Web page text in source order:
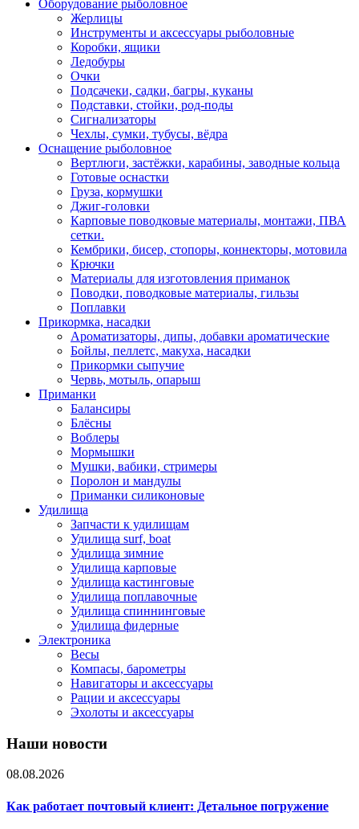
Оборудование рыболовное
Жерлицы
Инструменты и аксессуары рыболовные
Коробки, ящики
Ледобуры
Очки
Подсачеки, садки, багры, куканы
Подставки, стойки, род-поды
Сигнализаторы
Чехлы, сумки, тубусы, вёдра
Оснащение рыболовное
Вертлюги, застёжки, карабины, заводные кольца
Готовые оснастки
Груза, кормушки
Джиг-головки
Карповые поводковые материалы, монтажи, ПВА
сетки.
Кембрики, бисер, стопоры, коннекторы, мотовила
Крючки
Материалы для изготовления приманок
Поводки, поводковые материалы, гильзы
Поплавки
Прикормка, насадки
Ароматизаторы, дипы, добавки ароматические
Бойлы, пеллетс, макуха, насадки
Прикормки сыпучие
Червь, мотыль, опарыш
Приманки
Балансиры
Блёсны
Воблеры
Мормышки
Мушки, вабики, стримеры
Поролон и мандулы
Приманки силиконовые
Удилища
Запчасти к удилищам
Удилища surf, boat
Удилища зимние
Удилища карповые
Удилища кастинговые
Удилища поплавочные
Удилища спиннинговые
Удилища фидерные
Электроника
Весы
Компасы, барометры
Навигаторы и аксессуары
Рации и аксессуары
Эхолоты и аксессуары
Наши новости
08.08.2026
Как работает почтовый клиент: Детальное погружение